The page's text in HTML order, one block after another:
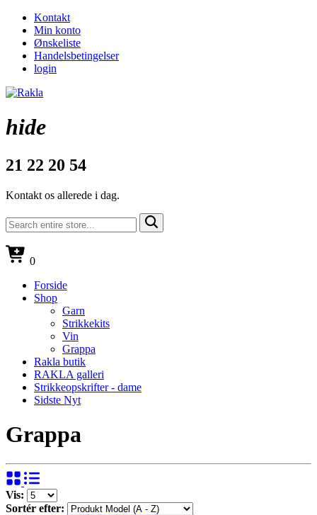
Kontakt
Min konto
Ønskeliste
Handelsbetingelser
login
hide
21 22 20 54
Kontakt os allerede i dag.
0
Forside
Shop
Garn
Strikkekits
Vin
Grappa
Rakla butik
RAKLA galleri
Strikkeopskrifter - dame
Sidste Nyt
Grappa
Vis:
Sortér efter: